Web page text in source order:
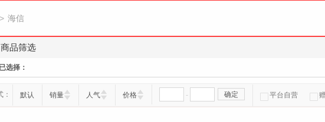
> 海信
品筛选
选择：
： 默认 销量 人气 价格 - 确定 平台自营